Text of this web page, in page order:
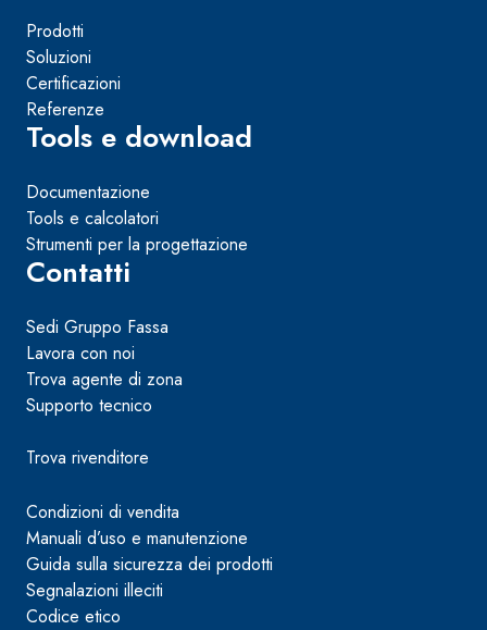
Prodotti
Soluzioni
Certificazioni
Referenze
Tools e download
Documentazione
Tools e calcolatori
Strumenti per la progettazione
Contatti
Sedi Gruppo Fassa
Lavora con noi
Trova agente di zona
Supporto tecnico
Trova rivenditore
Condizioni di vendita
Manuali d’uso e manutenzione
Guida sulla sicurezza dei prodotti
Segnalazioni illeciti
Codice etico